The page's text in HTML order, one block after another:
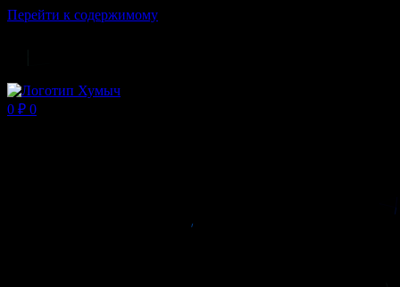
Перейти к содержимому
0 ₽ 0